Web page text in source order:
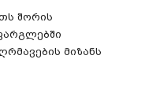
შორის
მიზანს